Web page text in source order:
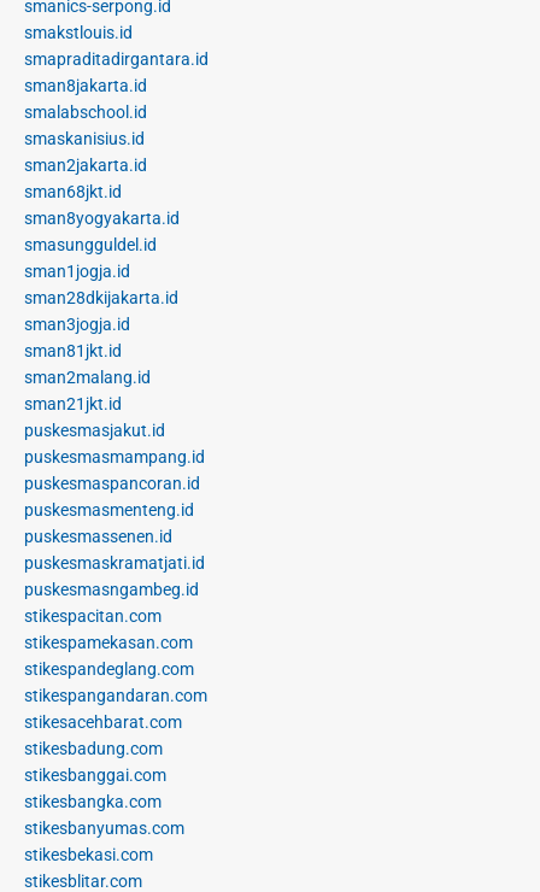
smanics-serpong.id
smakstlouis.id
smapraditadirgantara.id
sman8jakarta.id
smalabschool.id
smaskanisius.id
sman2jakarta.id
sman68jkt.id
sman8yogyakarta.id
smasungguldel.id
sman1jogja.id
sman28dkijakarta.id
sman3jogja.id
sman81jkt.id
sman2malang.id
sman21jkt.id
puskesmasjakut.id
puskesmasmampang.id
puskesmaspancoran.id
puskesmasmenteng.id
puskesmassenen.id
puskesmaskramatjati.id
puskesmasngambeg.id
stikespacitan.com
stikespamekasan.com
stikespandeglang.com
stikespangandaran.com
stikesacehbarat.com
stikesbadung.com
stikesbanggai.com
stikesbangka.com
stikesbanyumas.com
stikesbekasi.com
stikesblitar.com